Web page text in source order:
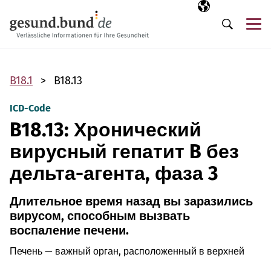
Выбранный
RU
Поиск
B18.1 B18.13
ICD-Code
B18.13: Хронический
вирусный гепатит B без
дельта-агента, фаза 3
Длительное время назад вы заразились
вирусом, способным вызвать
воспаление печени.
Печень — важный орган, расположенный в верхней